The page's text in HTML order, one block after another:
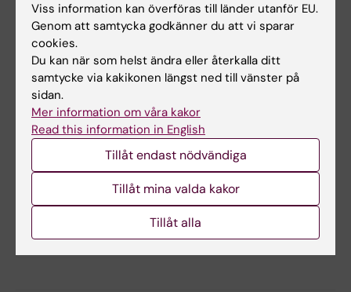
I nyheterna: Stockholms Centrum för
återgång i arbete
Centrum för Miljömedicin: 50-miljonersanslag för
nytt nationellt centrum för återgång i arbete
Suntarbetsliv: Nytt centrum ska sänka
sjukfrånvaron
Allt om arbetsmiljö: 150 miljoner mot sjukskrivning
FORTE: 620 miljoner kronor till elva
Viss information kan överföras till länder utanför EU.
Genom att samtycka godkänner du att vi sparar
cookies.
Du kan när som helst ändra eller återkalla ditt
samtycke via kakikonen längst ned till vänster på
sidan.
Mer information om våra kakor
Read this information in English
Tillåt endast nödvändiga
Tillåt mina valda kakor
Tillåt alla